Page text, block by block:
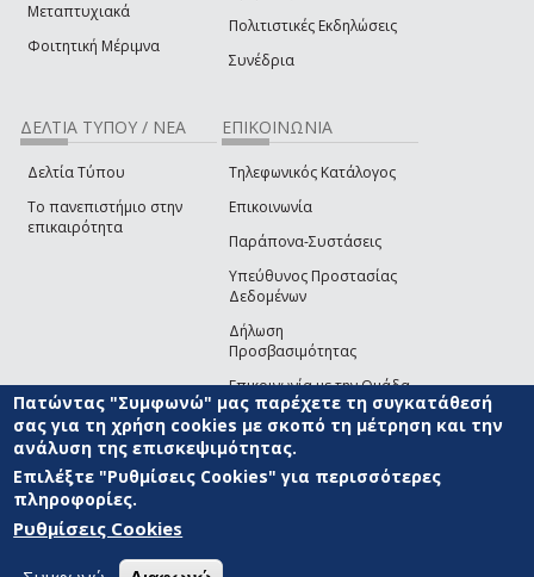
Μεταπτυχιακά
Φοιτητική Μέριμνα
Πολιτιστικές Εκδηλώσεις
Συνέδρια
ΔΕΛΤΙΑ ΤΥΠΟΥ / ΝΕΑ
Δελτία Τύπου
Το πανεπιστήμιο στην
επικαιρότητα
ΕΠΙΚΟΙΝΩΝΙΑ
Τηλεφωνικός Κατάλογος
Επικοινωνία
Παράπονα-Συστάσεις
Υπεύθυνος Προστασίας
Δεδομένων
Δήλωση
Προσβασιμότητας
Επικοινωνία με την Ομάδα
Ανάπτυξης του site(link sends e-mail)
© ΠΑΝΕΠΙΣΤΗΜΙΟ ΑΙΓΑΙΟΥ ΟΡΟΙ ΧΡΗΣΗΣ
ΑΝΑΠΤΥΞΗΣ
Πατώντας "Συμφωνώ" μας παρέχετε τη συγκατάθεσή
σας για τη χρήση cookies με σκοπό τη μέτρηση και την
ανάλυση της επισκεψιμότητας.
Επιλέξτε "Ρυθμίσεις Cookies" για περισσότερες
πληροφορίες.
Ρυθμίσεις Cookies